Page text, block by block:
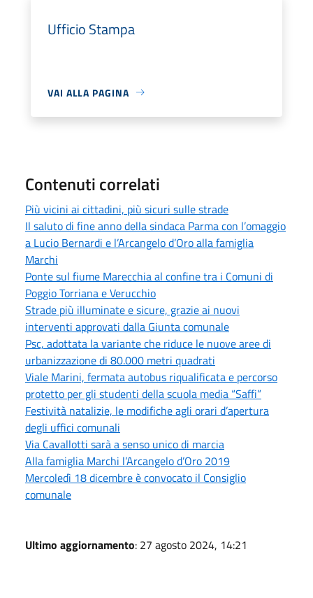
Ufficio Stampa
VAI ALLA PAGINA
Contenuti correlati
Più vicini ai cittadini, più sicuri sulle strade
Il saluto di fine anno della sindaca Parma con l’omaggio
a Lucio Bernardi e l’Arcangelo d’Oro alla famiglia
Marchi
Ponte sul fiume Marecchia al confine tra i Comuni di
Poggio Torriana e Verucchio
Strade più illuminate e sicure, grazie ai nuovi
interventi approvati dalla Giunta comunale
Psc, adottata la variante che riduce le nuove aree di
urbanizzazione di 80.000 metri quadrati
Viale Marini, fermata autobus riqualificata e percorso
protetto per gli studenti della scuola media “Saffi”
Festività natalizie, le modifiche agli orari d’apertura
degli uffici comunali
Via Cavallotti sarà a senso unico di marcia
Alla famiglia Marchi l’Arcangelo d’Oro 2019
Mercoledì 18 dicembre è convocato il Consiglio
comunale
Ultimo aggiornamento: 27 agosto 2024, 14:21